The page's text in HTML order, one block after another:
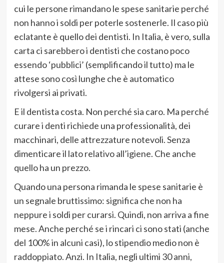
cui le persone rimandano le spese sanitarie perché
non hanno i soldi per poterle sostenerle. Il caso più
eclatante è quello dei dentisti. In Italia, è vero, sulla
carta ci sarebbero i dentisti che costano poco
essendo ‘pubblici’ (semplificando il tutto) ma le
attese sono così lunghe che è automatico
rivolgersi ai privati.
E il dentista costa. Non perché sia caro. Ma perché
curare i denti richiede una professionalità, dei
macchinari, delle attrezzature notevoli. Senza
dimenticare il lato relativo all’igiene. Che anche
quello ha un prezzo.
Quando una persona rimanda le spese sanitarie è
un segnale bruttissimo: significa che non ha
neppure i soldi per curarsi. Quindi, non arriva a fine
mese. Anche perché se i rincari ci sono stati (anche
del 100% in alcuni casi), lo stipendio medio non è
raddoppiato. Anzi. In Italia, negli ultimi 30 anni,